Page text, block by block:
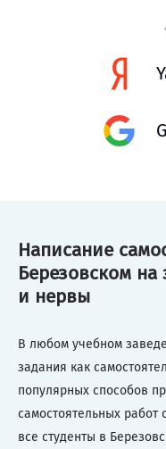
Написание
Березовском
и нервы
В любом учебном
задания как
популярных способов
самостоятельных
все студенты в